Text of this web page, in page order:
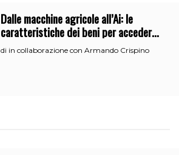
Dalle macchine agricole all’Ai: le
caratteristiche dei beni per accedere
all’iperammortamento
di in collaborazione con Armando Crispino